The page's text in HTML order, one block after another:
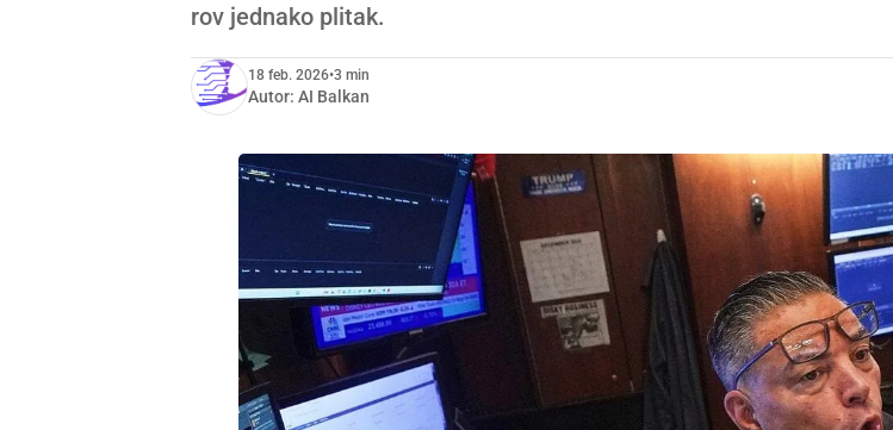
rov jednako plitak.
18 feb. 2026•3 min
Autor: AI Balkan